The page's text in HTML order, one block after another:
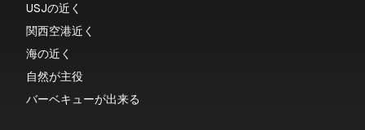
USJの近く
関西空港近く
海の近く
自然が主役
バーベキューが出来る